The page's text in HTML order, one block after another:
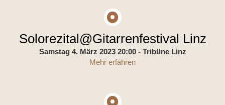
Solorezital@Gitarrenfestival Linz
Samstag 4. März 2023 20:00- Tribüne Linz
Mehr erfahren